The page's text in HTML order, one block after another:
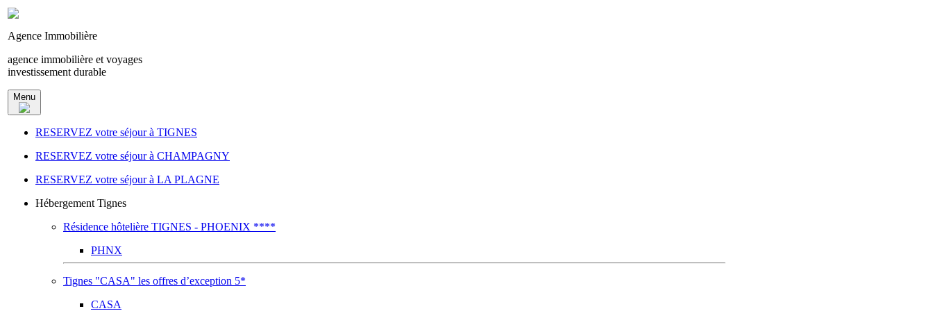
Agence Immobilière
agence immobilière et voyages
investissement durable
Menu
RESERVEZ votre séjour à TIGNES
RESERVEZ votre séjour à CHAMPAGNY
RESERVEZ votre séjour à LA PLAGNE
Hébergement Tignes
Résidence hôtelière TIGNES - PHOENIX ****
PHNX
Tignes "CASA" les offres d’exception 5*
CASA